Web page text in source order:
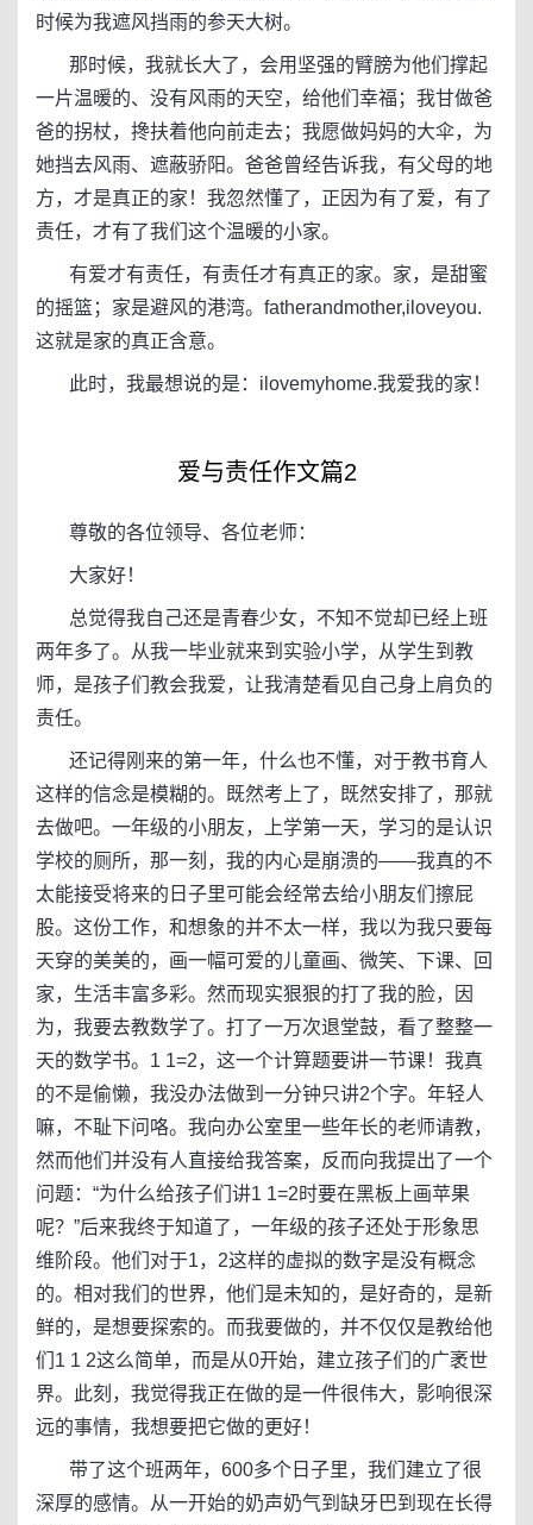
时候为我遮风挡雨的参天大树。
那时候，我就长大了，会用坚强的臂膀为他们撑起
一片温暖的、没有风雨的天空，给他们幸福；我甘做爸
爸的拐杖，搀扶着他向前走去；我愿做妈妈的大伞，为
她挡去风雨、遮蔽骄阳。爸爸曾经告诉我，有父母的地
方，才是真正的家！我忽然懂了，正因为有了爱，有了
责任，才有了我们这个温暖的小家。
有爱才有责任，有责任才有真正的家。家，是甜蜜
的摇篮；家是避风的港湾。fatherandmother,iloveyou.
这就是家的真正含意。
此时，我最想说的是：ilovemyhome.我爱我的家！
爱与责任作文篇2
尊敬的各位领导、各位老师：
大家好！
总觉得我自己还是青春少女，不知不觉却已经上班
两年多了。从我一毕业就来到实验小学，从学生到教
师，是孩子们教会我爱，让我清楚看见自己身上肩负的
责任。
还记得刚来的第一年，什么也不懂，对于教书育人
这样的信念是模糊的。既然考上了，既然安排了，那就
去做吧。一年级的小朋友，上学第一天，学习的是认识
学校的厕所，那一刻，我的内心是崩溃的——我真的不
太能接受将来的日子里可能会经常去给小朋友们擦屁
股。这份工作，和想象的并不太一样，我以为我只要每
天穿的美美的，画一幅可爱的儿童画、微笑、下课、回
家，生活丰富多彩。然而现实狠狠的打了我的脸，因
为，我要去教数学了。打了一万次退堂鼓，看了整整一
天的数学书。1 1=2，这一个计算题要讲一节课！我真
的不是偷懒，我没办法做到一分钟只讲2个字。年轻人
嘛，不耻下问咯。我向办公室里一些年长的老师请教，
然而他们并没有人直接给我答案，反而向我提出了一个
问题：“为什么给孩子们讲1 1=2时要在黑板上画苹果
呢？”后来我终于知道了，一年级的孩子还处于形象思
维阶段。他们对于1，2这样的虚拟的数字是没有概念
的。相对我们的世界，他们是未知的，是好奇的，是新
鲜的，是想要探索的。而我要做的，并不仅仅是教给他
们1 1 2这么简单，而是从0开始，建立孩子们的广袤世
界。此刻，我觉得我正在做的是一件很伟大，影响很深
远的事情，我想要把它做的更好！
带了这个班两年，600多个日子里，我们建立了很
深厚的感情。从一开始的奶声奶气到缺牙巴到现在长得